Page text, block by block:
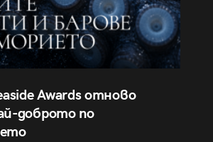
Awards отново
доброто по